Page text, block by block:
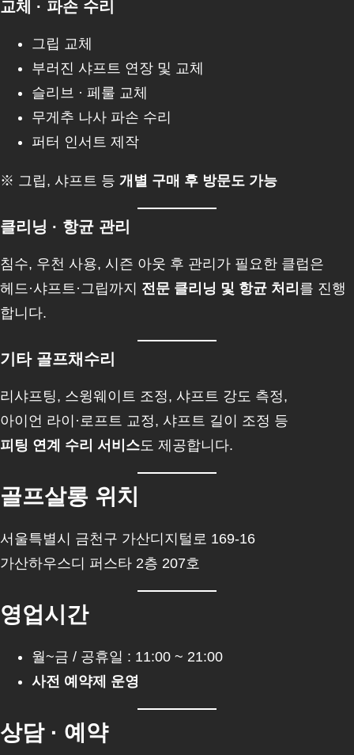
교체 · 파손 수리
그립 교체
부러진 샤프트 연장 및 교체
슬리브 · 페룰 교체
무게추 나사 파손 수리
퍼터 인서트 제작
※ 그립, 샤프트 등 개별 구매 후 방문도 가능
클리닝 · 항균 관리
침수, 우천 사용, 시즌 아웃 후 관리가 필요한 클럽은
헤드·샤프트·그립까지 전문 클리닝 및 항균 처리 를 진행
합니다.
기타 골프채수리
리샤프팅, 스윙웨이트 조정, 샤프트 강도 측정,
아이언 라이·로프트 교정, 샤프트 길이 조정 등
피팅 연계 수리 서비스도 제공합니다.
골프살롱 위치
서울특별시 금천구 가산디지털로 169-16
가산하우스디 퍼스타 2층 207호
영업시간
월~금 / 공휴일 : 11:00 ~ 21:00
사전 예약제 운영
상담 · 예약